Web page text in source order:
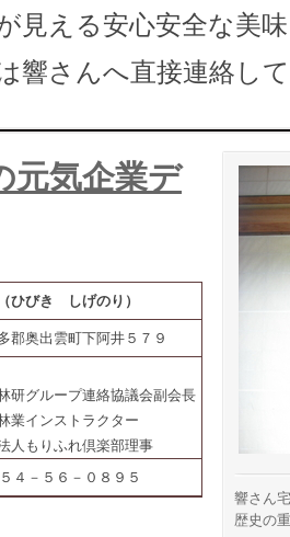
見える安心安全な美
響さんへ直接連絡し
響さん
歴史の
元気企業デ
ひびき しげのり）
郡奥出雲町下阿井５７９
研グループ連絡協議会副会長
業インストラクター
人もりふれ倶楽部理事
４－５６－０８９５